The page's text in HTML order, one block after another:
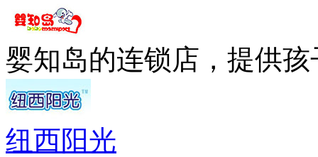
婴知岛的连锁店，提供
纽西阳光